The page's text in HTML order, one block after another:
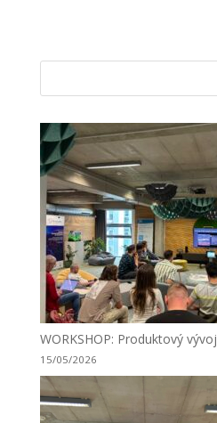
WORKSHOP: Produktový vývoj
15/05/2026